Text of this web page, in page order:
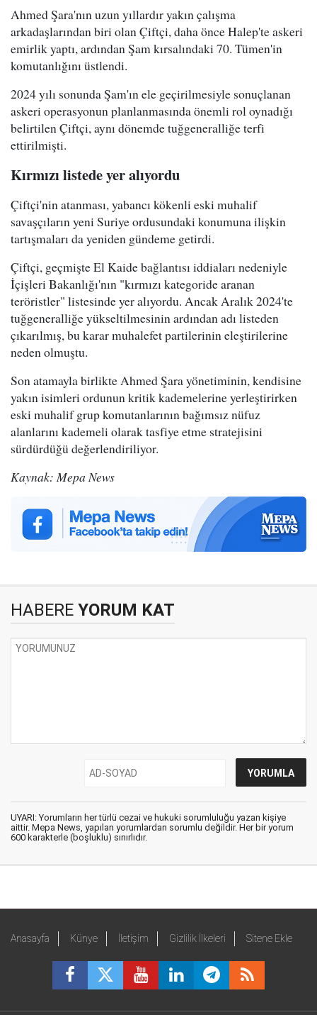
Ahmed Şara'nın uzun yıllardır yakın çalışma
arkadaşlarından biri olan Çiftçi, daha önce Halep'te askeri
emirlik yaptı, ardından Şam kırsalındaki 70. Tümen'in
komutanlığını üstlendi.
2024 yılı sonunda Şam'ın ele geçirilmesiyle sonuçlanan
askeri operasyonun planlanmasında önemli rol oynadığı
belirtilen Çiftçi, aynı dönemde tuğgeneralliğe terfi
ettirilmişti.
Kırmızı listede yer alıyordu
Çiftçi'nin atanması, yabancı kökenli eski muhalif
savaşçıların yeni Suriye ordusundaki konumuna ilişkin
tartışmaları da yeniden gündeme getirdi.
Çiftçi, geçmişte El Kaide bağlantısı iddiaları nedeniyle
İçişleri Bakanlığı'nın "kırmızı kategoride aranan
teröristler" listesinde yer alıyordu. Ancak Aralık 2024'te
tuğgeneralliğe yükseltilmesinin ardından adı listeden
çıkarılmış, bu karar muhalefet partilerinin eleştirilerine
neden olmuştu.
Son atamayla birlikte Ahmed Şara yönetiminin, kendisine
yakın isimleri ordunun kritik kademelerine yerleştirirken
eski muhalif grup komutanlarının bağımsız nüfuz
alanlarını kademeli olarak tasfiye etme stratejisini
sürdürdüğü değerlendiriliyor.
Kaynak: Mepa News
HABERE YORUM KAT
UYARI: Yorumların her türlü cezai ve hukuki sorumluluğu yazan kişiye
aittir. Mepa News, yapılan yorumlardan sorumlu değildir. Her bir yorum
600 karakterle (boşluklu) sınırlıdır.
Anasayfa Künye İletişim Gizlilik İlkeleri Sitene Ekle